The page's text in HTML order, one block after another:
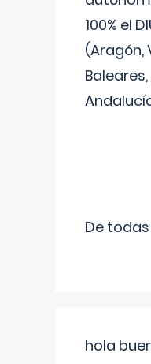
100% el
(Aragón,
Baleares,
De
hola